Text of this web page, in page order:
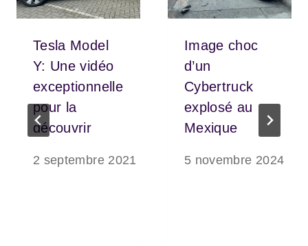
Tesla Model
Y: Une vidéo
exceptionnelle
pour la
découvrir
2 septembre 2021
Image choc
d’un
Cybertruck
explosé au
Mexique
5 novembre 2024